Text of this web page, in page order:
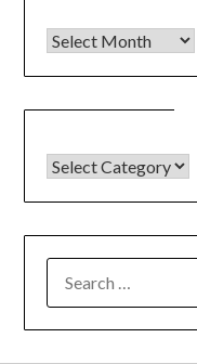
Arsip
KATEGORI
FOR: